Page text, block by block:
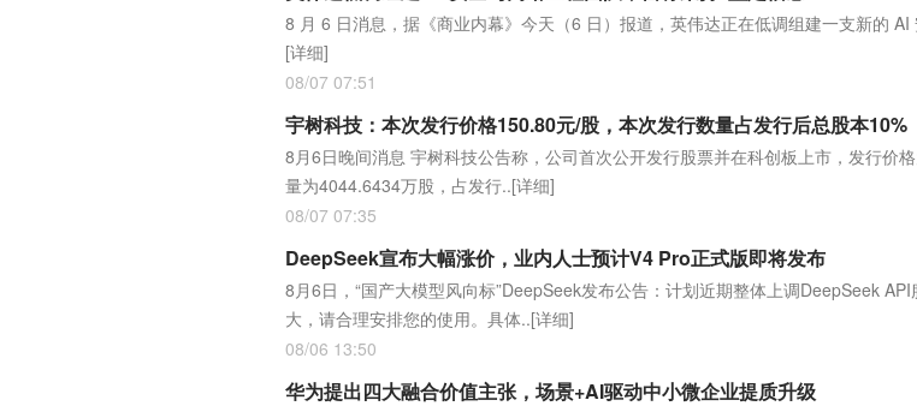
8 月 6 日消息，据《商业内幕》今天（6 日）报道，英伟达正在低调组建一支新的 AI
[详细]
08/07 07:51
宇树科技：本次发行价格150.80元/股，本次发行数量占发行后总股本10%
8月6日晚间消息 宇树科技公告称，公司首次公开发行股票并在科创板上市，发行价
量为4044.6434万股，占发行..[详细]
08/07 07:35
DeepSeek宣布大幅涨价，业内人士预计V4 Pro正式版即将发布
8月6日，“国产大模型风向标”DeepSeek发布公告：计划近期整体上调DeepSeek
大，请合理安排您的使用。具体..[详细]
08/06 13:50
华为提出四大融合价值主张，场景+AI驱动中小微企业提质升级